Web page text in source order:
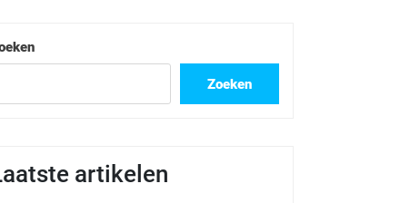
Zoeken
artikelen